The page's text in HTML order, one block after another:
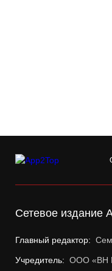
Сетевое издание
Главный редактор:
Учредитель: ООО «ВН